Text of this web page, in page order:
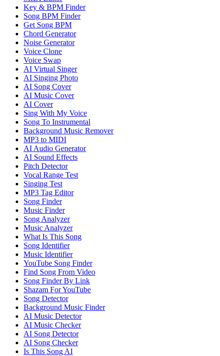
Key & BPM Finder
Song BPM Finder
Get Song BPM
Chord Generator
Noise Generator
Voice Clone
Voice Swap
AI Virtual Singer
AI Singing Photo
AI Song Cover
AI Music Cover
AI Cover
Sing With My Voice
Song To Instrumental
Background Music Remover
MP3 to MIDI
AI Audio Generator
AI Sound Effects
Pitch Detector
Vocal Range Test
Singing Test
MP3 Tag Editor
Song Finder
Music Finder
Song Analyzer
Music Analyzer
What Is This Song
Song Identifier
Music Identifier
YouTube Song Finder
Find Song From Video
Song Finder By Link
Shazam For YouTube
Song Detector
Background Music Finder
AI Music Detector
AI Music Checker
AI Song Detector
AI Song Checker
Is This Song AI